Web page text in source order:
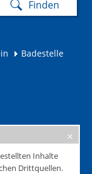
Badestelle
Inhalte
Drittquellen.